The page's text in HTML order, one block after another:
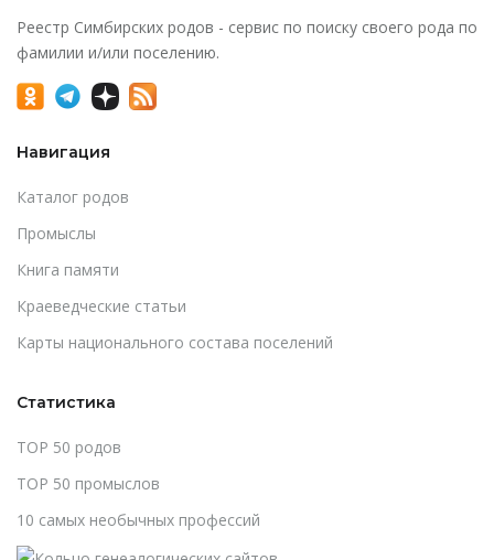
Реестр Симбирских родов - сервис по поиску своего рода по
фамилии и/или поселению.
Навигация
Каталог родов
Промыслы
Книга памяти
Краеведческие статьи
Карты национального состава поселений
Статистика
TOP 50 родов
TOP 50 промыслов
10 самых необычных профессий